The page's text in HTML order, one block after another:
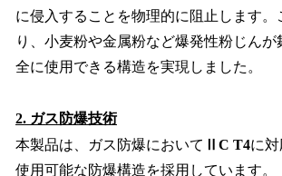
に侵入することを物理的に阻止します。
り、小麦粉や金属粉など爆発性粉じん
全に使用できる構造を実現しました。
2. ガス防爆技術
本製品は、ガス防爆において
ⅡC T4に
使用可能な防爆構造を採用しています。